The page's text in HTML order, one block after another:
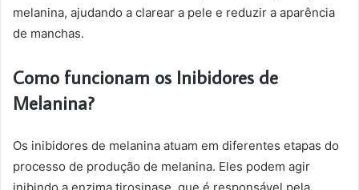
melanina, ajudando a clarear a pele e reduzir a aparência
de manchas.
Como funcionam os Inibidores de
Melanina?
Os inibidores de melanina atuam em diferentes etapas do
processo de produção de melanina. Eles podem agir